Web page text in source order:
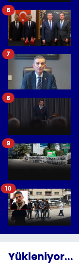
6
7
8
9
10
Yükleniyor...